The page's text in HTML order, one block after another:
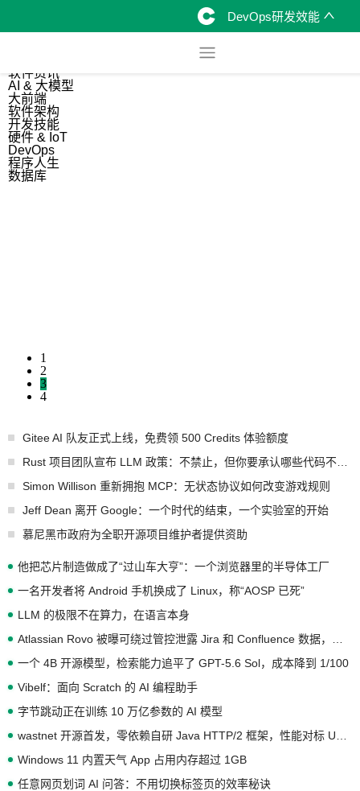
DevOps研发效能
软件资讯
AI & 大模型
大前端
软件架构
开发技能
硬件 & IoT
DevOps
程序人生
数据库
1
2
3
4
Gitee AI 队友正式上线，免费领 500 Credits 体验额度
Simon Willison 重新拥抱 MCP：无状态协议如何改变游戏规则
Jeff Dean 离开 Google：一个时代的结束，一个实验室的开始
慕尼黑市政府为全职开源项目维护者提供资助
他把芯片制造做成了“过山车大亨”：一个浏览器里的半导体工厂
一名开发者将 Android 手机换成了 Linux，称“AOSP 已死”
LLM 的极限不在算力，在语言本身
一个 4B 开源模型，检索能力追平了 GPT-5.6 Sol，成本降到 1/100
Vibelf：面向 Scratch 的 AI 编程助手
字节跳动正在训练 10 万亿参数的 AI 模型
Windows 11 内置天气 App 占用内存超过 1GB
任意网页划词 AI 问答：不用切换标签页的效率秘诀